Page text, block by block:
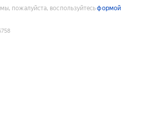
пожалуйста, воспользуйтесьформой